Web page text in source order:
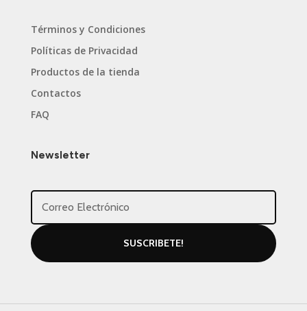
Términos y Condiciones
Políticas de Privacidad
Productos de la tienda
Contactos
FAQ
Newsletter
SUSCRIBETE!